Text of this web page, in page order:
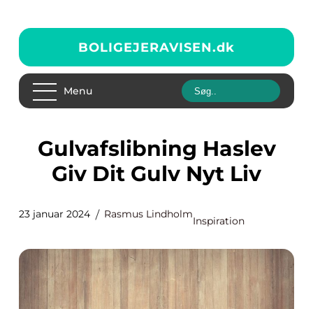
BOLIGEJERAVISEN.dk
Menu
Gulvafslibning Haslev
Giv Dit Gulv Nyt Liv
23 januar 2024 Rasmus Lindholm
Inspiration